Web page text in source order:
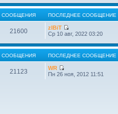
СООБЩЕНИЯ ПОСЛЕДНЕЕ СООБЩЕНИЕ
21600
zIBiT
Ср 10 авг, 2022 03:20
СООБЩЕНИЯ ПОСЛЕДНЕЕ СООБЩЕНИЕ
21123
WR
Пн 26 ноя, 2012 11:51